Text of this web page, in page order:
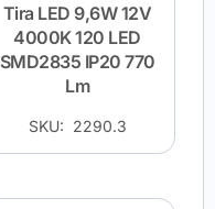
Tira LED 9,6W 12V
4000K 120 LED
SMD2835 IP20 770
Lm
SKU: 2290.3